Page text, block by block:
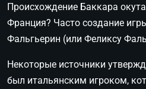
Происхождение Баккара
Франция? Часто создание
Фальгьерин (или Феликсу
Некоторые источники
был итальянским игроком,